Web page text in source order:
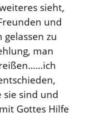
sieht,
und
zu
man
sie sind und
Gottes Hilfe